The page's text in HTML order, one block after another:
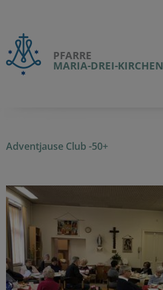
PFARRE
MARIA-DREI-KIRCHEN
Adventjause Club -50+